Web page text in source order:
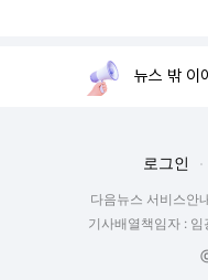
뉴스 밖 이
로그인
다음뉴스 서비스안
기사배열책임자 : 임